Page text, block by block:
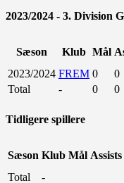
2023/2024 - 3. Division
Sæson Klub Mål
2023/2024 FREM 0 0
Total
- 0 0
Tidligere spillere
Sæson Klub Mål Assists
Total
-